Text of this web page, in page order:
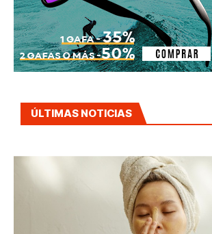
ÚLTIMAS NOTICIAS